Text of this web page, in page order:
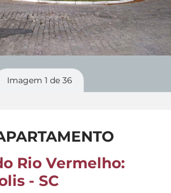
Imagem 1 de 36
Rio Vermelho:
- SC